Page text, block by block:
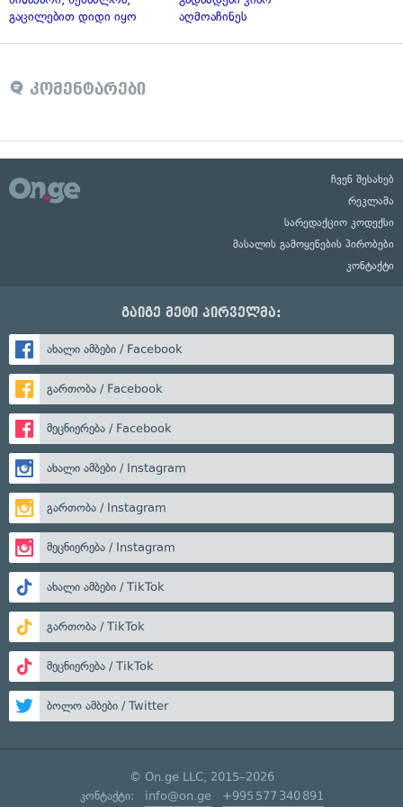
გაცილებით დიდი იყო
აღმოაჩინეს
კომენტარები
ჩვენ შესახებ
რეკლამა
სარედაქციო კოდექსი
მასალის გამოყენების პირობები
კონტაქტი
გაიგე მეტი პირველმა:
ახალი ამბები / Facebook
გართობა / Facebook
მეცნიერება / Facebook
ახალი ამბები / Instagram
გართობა / Instagram
მეცნიერება / Instagram
ახალი ამბები / TikTok
გართობა / TikTok
მეცნიერება / TikTok
ბოლო ამბები / Twitter
© On.ge LLC, 2015–2026
კონტაქტი: info@on.ge +995 577 340 891